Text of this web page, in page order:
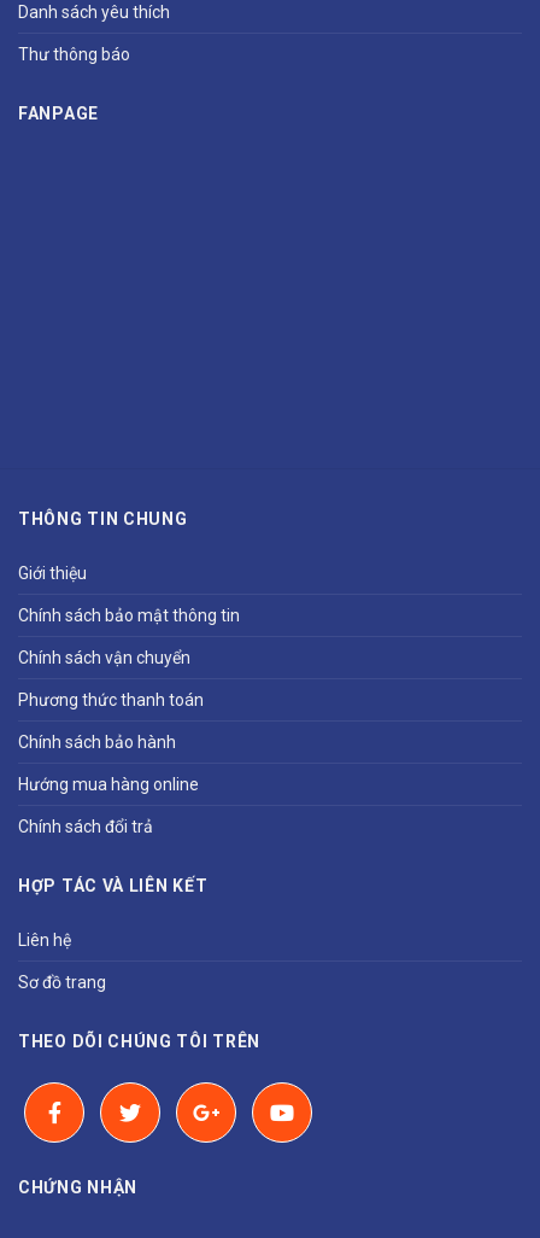
Danh sách yêu thích
Thư thông báo
FANPAGE
THÔNG TIN CHUNG
Giới thiệu
Chính sách bảo mật thông tin
Chính sách vận chuyển
Phương thức thanh toán
Chính sách bảo hành
Hướng mua hàng online
Chính sách đổi trả
HỢP TÁC VÀ LIÊN KẾT
Liên hệ
Sơ đồ trang
THEO DÕI CHÚNG TÔI TRÊN
CHỨNG NHẬN